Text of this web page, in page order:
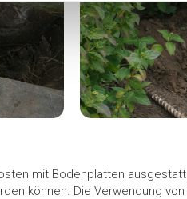
mit Bodenplatten
können. Die Verwendung